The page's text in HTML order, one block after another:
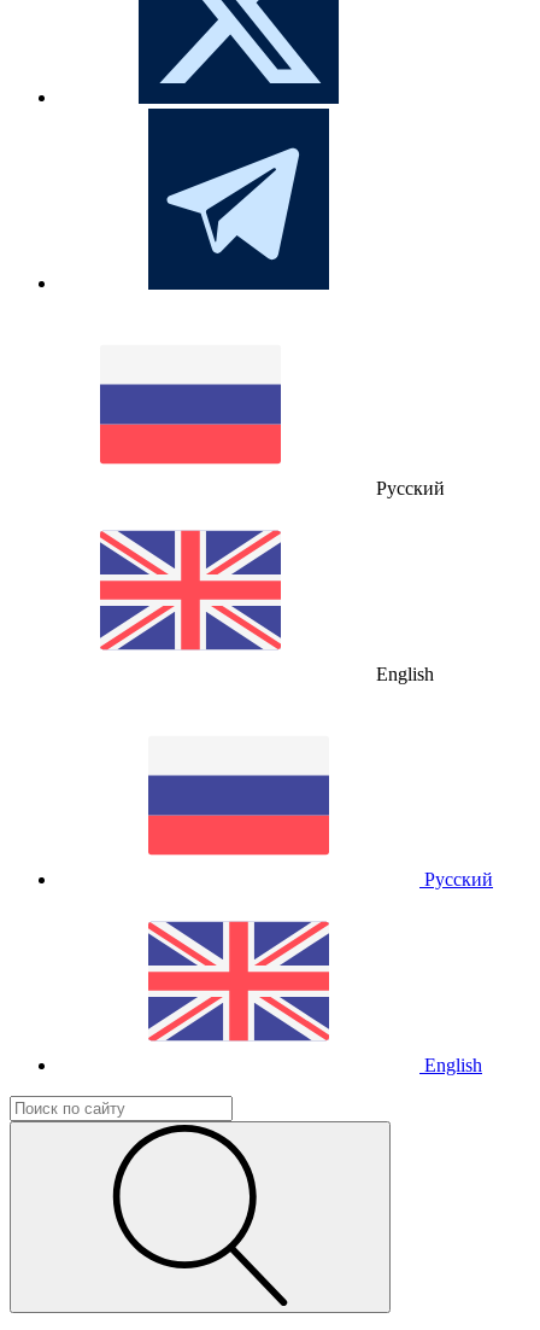
Русский
English
Русский
English